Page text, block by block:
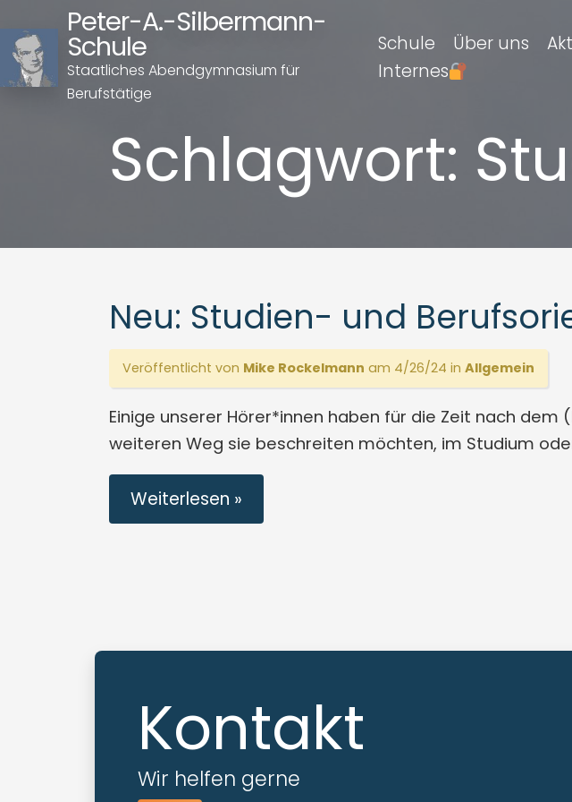
Peter-A.-Silbermann-
Schule
Staatliches Abendgymnasium für
Berufstätige
Schule Über uns
Internes
Schlagwort:
Neu: Studien- und
Veröffentlicht von Mike Rockelmann am 4/26/24 in Allgemein
Einige unserer Hörer*innen haben für die Zeit nach
weiteren Weg sie beschreiten möchten, im Studium
Weiterlesen »
Kontakt
Wir helfen gerne